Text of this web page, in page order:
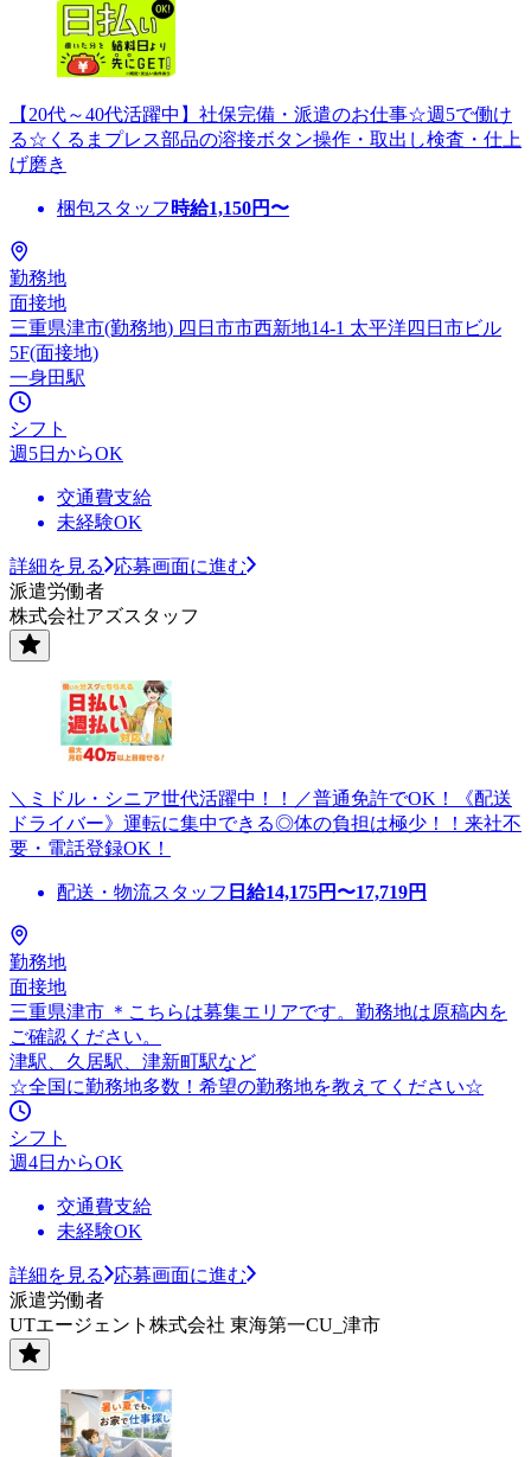
【20代～40代活躍中】社保完備・派遣のお仕事☆週5で働け
る☆くるまプレス部品の溶接ボタン操作・取出し検査・仕上
げ磨き
梱包スタッフ 時給1,150円〜
勤務地
面接地
三重県津市(勤務地) 四日市市西新地14-1 太平洋四日市ビル
5F(面接地)
一身田駅
シフト
週5日からOK
交通費支給
未経験OK
詳細を見る
応募画面に進む
派遣労働者
株式会社アズスタッフ
＼ミドル・シニア世代活躍中！！／普通免許でOK！《配送
ドライバー》運転に集中できる◎体の負担は極少！！来社不
要・電話登録OK！
配送・物流スタッフ 日給14,175円〜17,719円
勤務地
面接地
三重県津市 ＊こちらは募集エリアです。勤務地は原稿内を
ご確認ください。
津駅、久居駅、津新町駅など
☆全国に勤務地多数！希望の勤務地を教えてください☆
シフト
週4日からOK
交通費支給
未経験OK
詳細を見る
応募画面に進む
派遣労働者
UTエージェント株式会社 東海第一CU_津市